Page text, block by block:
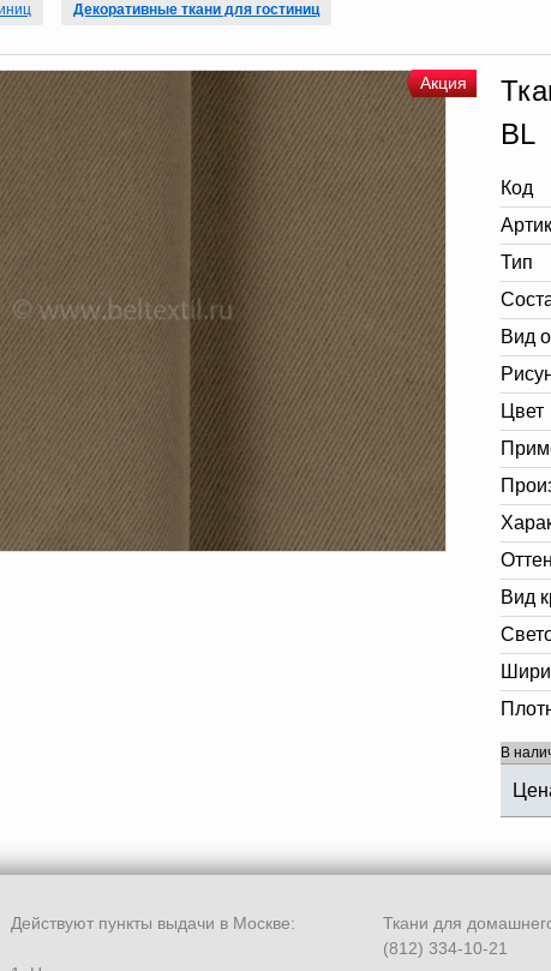
Декоративные ткани для гостиниц
Акция
BL
Код
Тип
Вид
Цвет
Вид
В
Действуют пункты выдачи в Москве:
Ткани для
(812) 334-10-21